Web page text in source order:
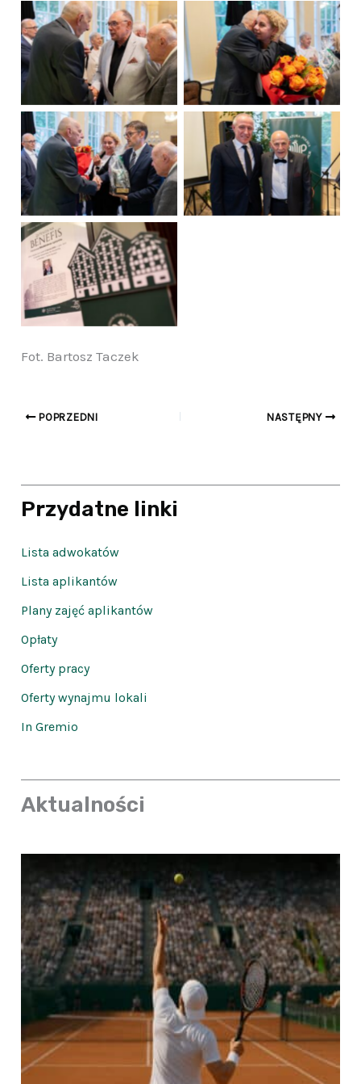
Fot. Bartosz Taczek
POPRZEDNI NASTĘPNY
Przydatne linki
Lista adwokatów
Lista aplikantów
Plany zajęć aplikantów
Opłaty
Oferty pracy
Oferty wynajmu lokali
In Gremio
Aktualności